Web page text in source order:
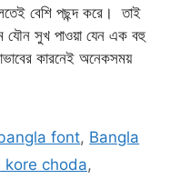
বেশি পছন্দ করে। তাই
যৌন সুখ পাওয়া যেন এক বহু
কারনেই অনেকসময়
font, Bangla
kore choda,